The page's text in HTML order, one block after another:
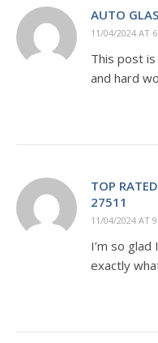
AUTO
11/04/2024 AT
This post
and hard
TOP
27511
11/04/2024 AT
I’m so
exactly